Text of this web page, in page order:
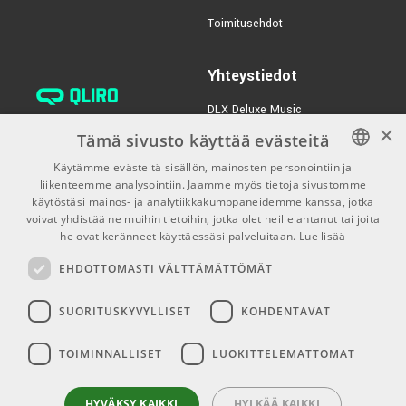
Toimitusehdot
Yhteystiedot
DLX Deluxe Music
verkkokaupan asiakaspalvelu:
tilaus@dlxmusic.fi
Puh: 0207 282240 (arkisin klo
13-17)
Puh: 0207 282250 (myymälä)
00580 Helsinki
Y-tunnus: 1983522-7
La 10-15
FINNISH
FINNISH
×
Tämä sivusto käyttää evästeitä
Käytämme evästeitä sisällön, mainosten personointiin ja
liikenteemme analysointiin. Jaamme myös tietoja sivustomme
käytöstäsi mainos- ja analytiikkakumppaneidemme kanssa, jotka
voivat yhdistää ne muihin tietoihin, jotka olet heille antanut tai joita
he ovat keränneet käyttäessäsi palveluitaan. Lue lisää
EHDOTTOMASTI VÄLTTÄMÄTTÖMÄT
SUORITUSKYVYLLISET KOHDENTAVAT
TOIMINNALLISET LUOKITTELEMATTOMAT